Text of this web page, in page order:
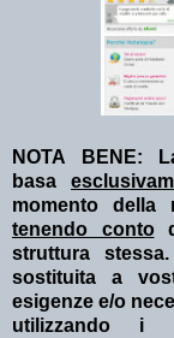
NOTA BENE:
basa
momento
tenendo conto
struttura
sostituita a
esigenze e/o
utilizzando i